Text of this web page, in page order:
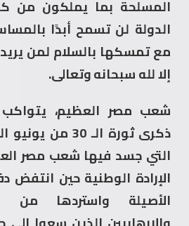
المسلحة بما يملكون من
الدولة لن تسمح أبدًا
مع تمسكها بالسلام لمن يريد
إلا لله سبحانه وتعالى.
شعب مصر العظيم، يتواكب
ذكرى ثورة الـ 30 من
التي جسد فيها شعب مصر
الإرادة الوطنية حين انتفض
الأصيلة واستردها من